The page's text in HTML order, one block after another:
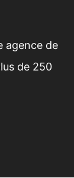
agence de
de 250